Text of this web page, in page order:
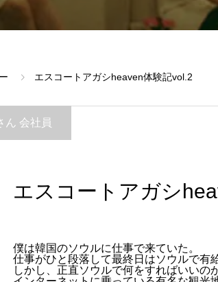
エスコートアガシheaven体験記vol.2
会社員
エスコートアガシ
僕は韓国のソウルに仕事で来ていた。
仕事がひと段落して最終日はソウルで有
しかし、正直ソウルで何をすればいいの